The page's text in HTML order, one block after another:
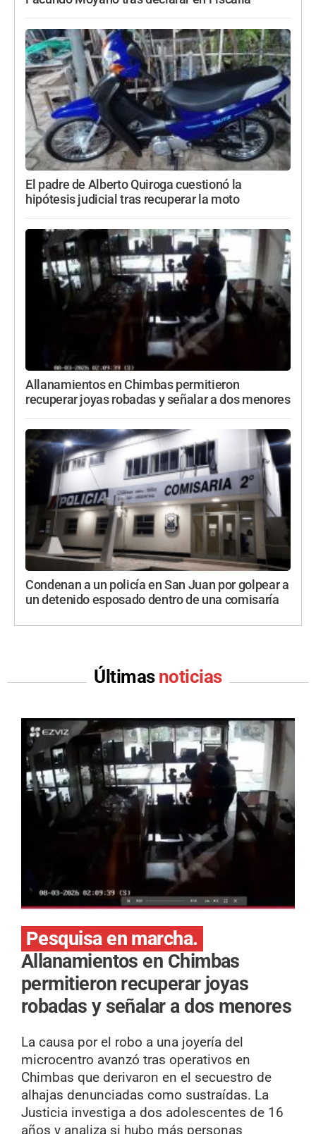
El padre de Alberto Quiroga cuestionó la
hipótesis judicial tras recuperar la moto
Allanamientos en Chimbas permitieron
recuperar joyas robadas y señalar a dos menores
Condenan a un policía en San Juan por golpear a
un detenido esposado dentro de una comisaría
Últimas noticias
Pesquisa en marcha.
Allanamientos en Chimbas
permitieron recuperar joyas
robadas y señalar a dos menores
La causa por el robo a una joyería del
microcentro avanzó tras operativos en
Chimbas que derivaron en el secuestro de
alhajas denunciadas como sustraídas. La
Justicia investiga a dos adolescentes de 16
años y analiza si hubo más personas